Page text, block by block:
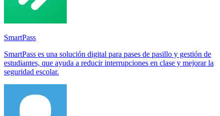
SmartPass
SmartPass es una solución digital para pases de pasillo y gestión de
estudiantes, que ayuda a reducir interrupciones en clase y mejorar la
seguridad escolar.